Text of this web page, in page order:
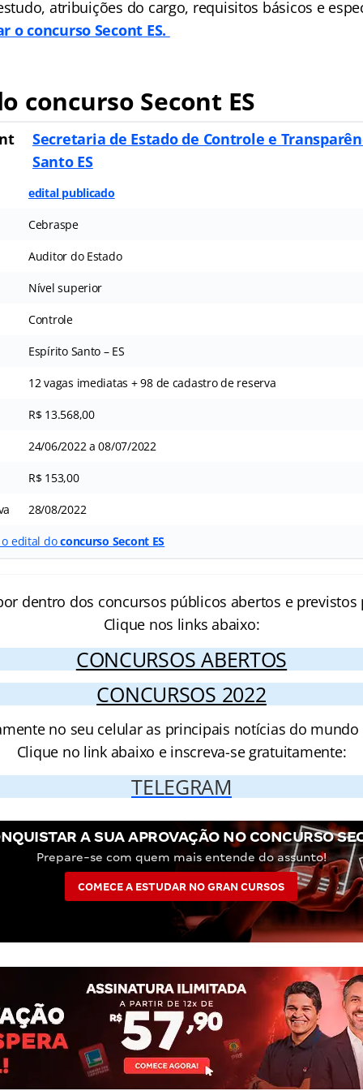
atribuições do cargo, requisitos básicos e
o concurso Secont ES.
concurso Secont ES
Secretaria de Estado de Controle e
Santo ES
edital publicado
Cebraspe
Auditor do Estado
Nível superior
Controle
Espírito Santo – ES
12 vagas imediatas + 98 de cadastro de reserva
R$ 13.568,00
24/06/2022 a 08/07/2022
R$ 153,00
28/08/2022
o edital doconcurso Secont ES
dentro dos concursos públicos abertos e previstos
Clique nos links abaixo:
CONCURSOS ABERTOS
CONCURSOS 2022
no seu celular as principais notícias do
Clique no link abaixo e inscreva-se gratuitamente:
TELEGRAM
A SUA APROVAÇÃO NO CONCURSO
Prepare-se com quem mais entende do assunto!
COMECE A ESTUDAR NO GRAN CURSOS